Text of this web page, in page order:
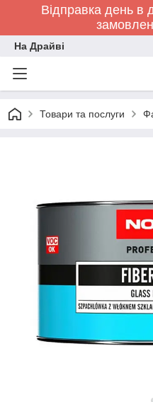
Відправка день в
На Драйві
Товари та послуги